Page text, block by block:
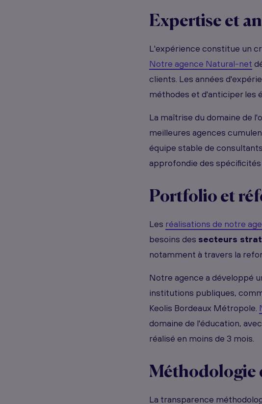
Expertise et
L'expérience constitue un
Notre agence Natural-net
clients. Les années
méthodes et d'anticiper les
La maîtrise du domaine de
meilleures agences
équipe stable de
approfondie des
Portfolio et
Les réalisations de notre
besoins des secteurs
notamment à travers la
Notre agence a développé
institutions publiques,
Keolis Bordeaux Métropole.
domaine de l'éducation,
réalisé en moins de 3 mois.
Méthodologie
La transparence